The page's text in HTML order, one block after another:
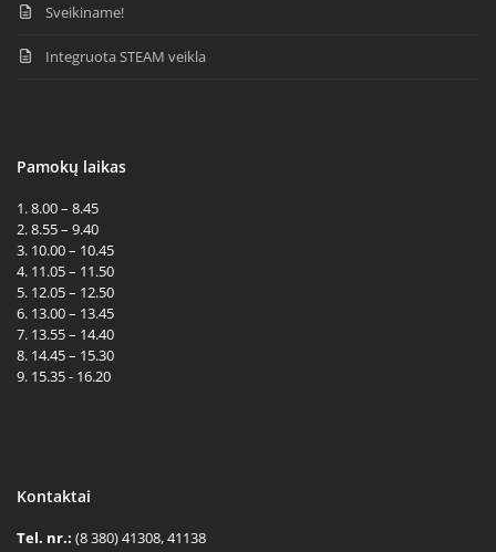
Sveikiname!
Integruota STEAM veikla
Pamokų laikas
1. 8.00 – 8.45
2. 8.55 – 9.40
3. 10.00 – 10.45
4. 11.05 – 11.50
5. 12.05 – 12.50
6. 13.00 – 13.45
7. 13.55 – 14.40
8. 14.45 – 15.30
9. 15.35 - 16.20
Kontaktai
Tel. nr.: (8 380) 41308, 41138